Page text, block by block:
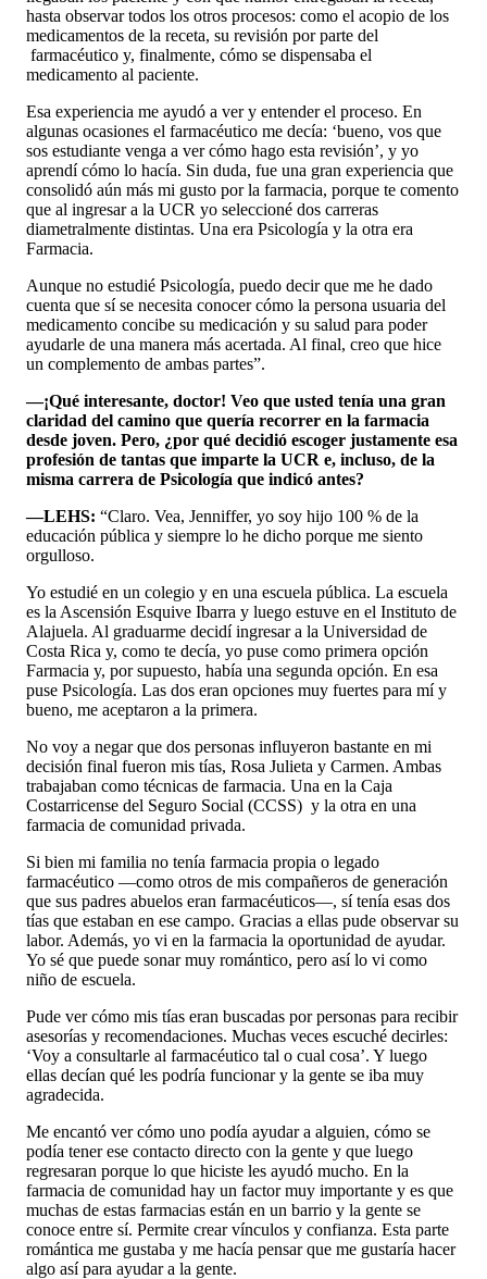
hasta observar todos los otros procesos: como el acopio de los
medicamentos de la receta, su revisión por parte del
farmacéutico y, finalmente, cómo se dispensaba el
medicamento al paciente.
Esa experiencia me ayudó a ver y entender el proceso. En
algunas ocasiones el farmacéutico me decía: ‘bueno, vos que
sos estudiante venga a ver cómo hago esta revisión’, y yo
aprendí cómo lo hacía. Sin duda, fue una gran experiencia que
consolidó aún más mi gusto por la farmacia, porque te comento
que al ingresar a la UCR yo seleccioné dos carreras
diametralmente distintas. Una era Psicología y la otra era
Farmacia.
Aunque no estudié Psicología, puedo decir que me he dado
cuenta que sí se necesita conocer cómo la persona usuaria del
medicamento concibe su medicación y su salud para poder
ayudarle de una manera más acertada. Al final, creo que hice
un complemento de ambas partes”.
—¡Qué interesante, doctor! Veo que usted tenía una gran
claridad del camino que quería recorrer en la farmacia
desde joven. Pero, ¿por qué decidió escoger justamente esa
profesión de tantas que imparte la UCR e, incluso, de la
misma carrera de Psicología que indicó antes?
—LEHS: “Claro. Vea, Jenniffer, yo soy hijo 100 % de la
educación pública y siempre lo he dicho porque me siento
orgulloso.
Yo estudié en un colegio y en una escuela pública. La escuela
es la Ascensión Esquive Ibarra y luego estuve en el Instituto de
Alajuela. Al graduarme decidí ingresar a la Universidad de
Costa Rica y, como te decía, yo puse como primera opción
Farmacia y, por supuesto, había una segunda opción. En esa
puse Psicología. Las dos eran opciones muy fuertes para mí y
bueno, me aceptaron a la primera.
No voy a negar que dos personas influyeron bastante en mi
decisión final fueron mis tías, Rosa Julieta y Carmen. Ambas
trabajaban como técnicas de farmacia. Una en la Caja
Costarricense del Seguro Social (CCSS) y la otra en una
farmacia de comunidad privada.
Si bien mi familia no tenía farmacia propia o legado
farmacéutico —como otros de mis compañeros de generación
que sus padres abuelos eran farmacéuticos—, sí tenía esas dos
tías que estaban en ese campo. Gracias a ellas pude observar su
labor. Además, yo vi en la farmacia la oportunidad de ayudar.
Yo sé que puede sonar muy romántico, pero así lo vi como
niño de escuela.
Pude ver cómo mis tías eran buscadas por personas para recibir
asesorías y recomendaciones. Muchas veces escuché decirles:
‘Voy a consultarle al farmacéutico tal o cual cosa’. Y luego
ellas decían qué les podría funcionar y la gente se iba muy
agradecida.
Me encantó ver cómo uno podía ayudar a alguien, cómo se
podía tener ese contacto directo con la gente y que luego
regresaran porque lo que hiciste les ayudó mucho. En la
farmacia de comunidad hay un factor muy importante y es que
muchas de estas farmacias están en un barrio y la gente se
conoce entre sí. Permite crear vínculos y confianza. Esta parte
romántica me gustaba y me hacía pensar que me gustaría hacer
algo así para ayudar a la gente.